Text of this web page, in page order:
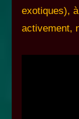
exotiques),
activement,